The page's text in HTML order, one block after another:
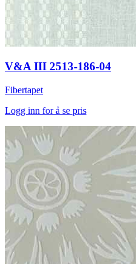
V&A III 2513-186-04
Fibertapet
Logg inn for å se pris